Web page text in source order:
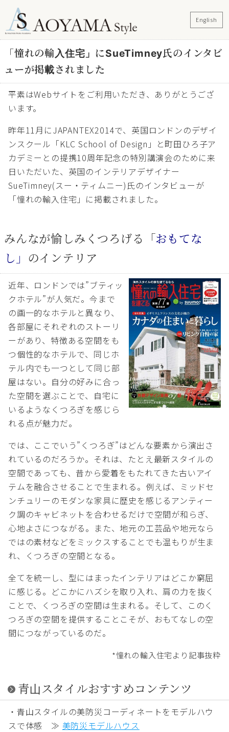
English
「憧れの輸入住宅」にSueTimney氏のインタビ
ューが掲載されました
平素はWebサイトをご利用いただき、ありがとうござ
います。
昨年11月にJAPANTEX2014で、英国ロンドンのデザイ
ンスクール「KLC School of Design」と町田ひろ子ア
カデミーとの提携10周年記念の特別講演会のために来
日いただいた、英国のインテリアデザイナー
SueTimney(スー・ティムニー)氏のインタビューが
「憧れの輸入住宅」に掲載されました。
みんなが愉しみくつろげる「おもてな
し」 のインテリア
近年、ロンドンでは”ブティッ
クホテル”が人気だ。今まで
の画一的なホテルと異なり、
各部屋にそれぞれのストーリ
ーがあり、特徴ある空間をも
つ個性的なホテルで、同じホ
テル内でも一つとして同じ部
屋はない。自分の好みに合っ
た空間を選ぶことで、自宅に
いるようなくつろぎを感じら
れる点が魅力だ。
では、ここでいう”くつろぎ”はどんな要素から演出さ
れているのだろうか。それは、たとえ最新スタイルの
空間であっても、昔から愛着をもたれてきた古いアイ
テムを融合させることで生まれる。例えば、ミッドセ
ンチュリーのモダンな家具に歴史を感じるアンティー
ク調のキャビネットを合わせるだけで空間が和らぎ、
心地よさにつながる。また、地元の工芸品や地元なら
ではの素材などをミックスすることでも温もりが生ま
れ、くつろぎの空間となる。
全てを統一し、型にはまったインテリアはどこか窮屈
に感じる。どこかにハズシを取り入れ、肩の力を抜く
ことで、くつろぎの空間は生まれる。そして、このく
つろぎの空間を提供することこそが、おもてなしの空
間につながっているのだ。
*憧れの輸入住宅より記事抜粋
青山スタイルおすすめコンテンツ
・青山スタイルの美防災コーディネートをモデルハウ
スで体感 ≫ 美防災モデルハウス